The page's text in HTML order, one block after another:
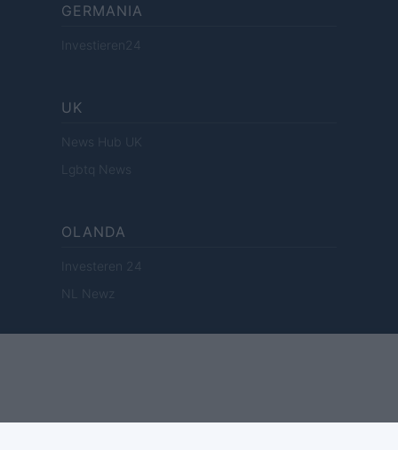
GERMANIA
Investieren24
UK
News Hub UK
Lgbtq News
OLANDA
Investeren 24
NL Newz